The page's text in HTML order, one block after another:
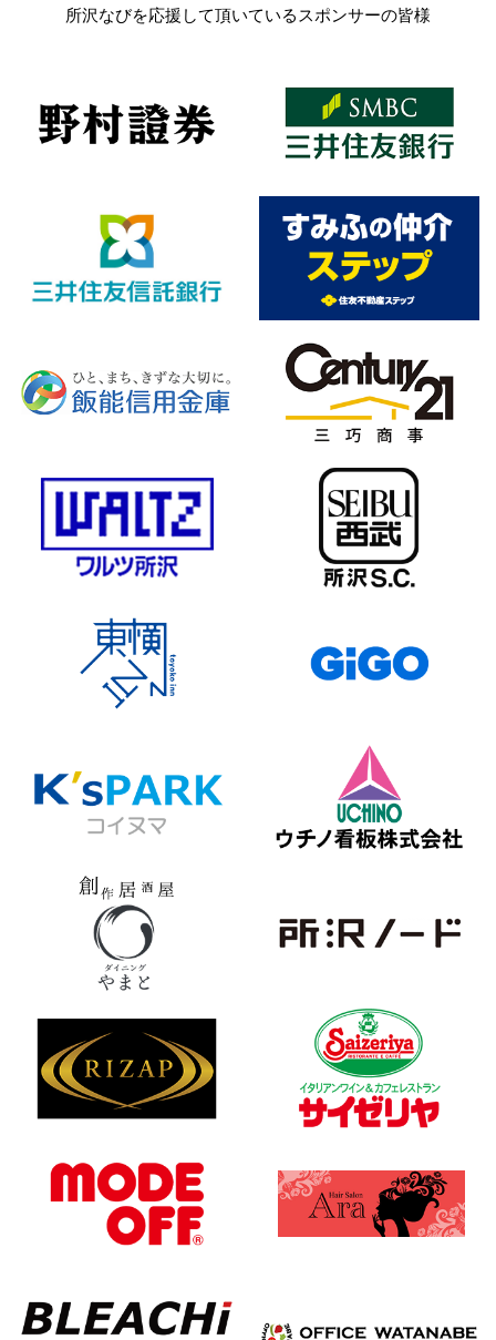
所沢なびを応援して頂いているスポンサーの皆様